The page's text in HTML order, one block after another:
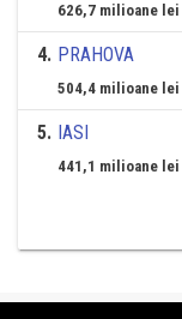
626,7 milioane lei
4. PRAHOVA
504,4 milioane lei
5. IASI
441,1 milioane lei